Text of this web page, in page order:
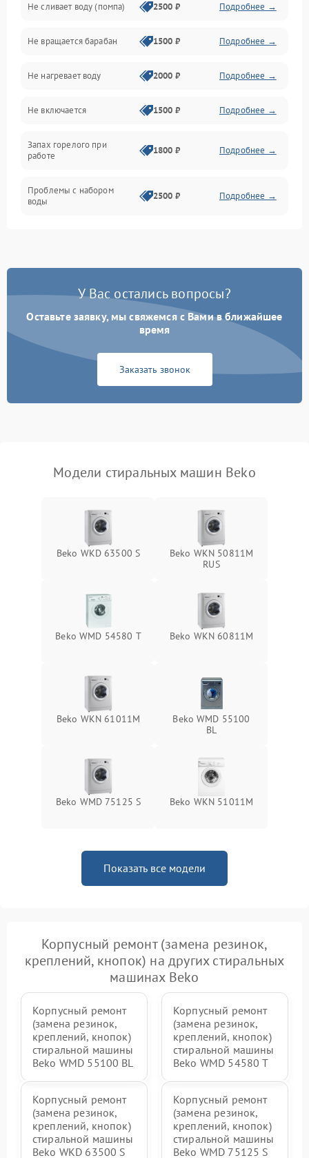
Водоснабжение
Слив
Программное обеспечение
Не сливает воду (помпа) 2500 ₽ Подробнее →
Не вращается барабан 1500 ₽ Подробнее →
Не нагревает воду 2000 ₽ Подробнее →
Не включается 1500 ₽ Подробнее →
Запах горелого при
работе
1800 ₽ Подробнее →
Проблемы с набором
воды
2500 ₽ Подробнее →
Замена платы управления 2200 ₽ Подробнее →
У Вас остались вопросы?
Оставьте заявку, мы свяжемся с Вами в ближайшее
время
Заказать звонок
Модели стиральных машин Beko
Beko WKD 63500 S
Beko WKN 50811M
RUS
Beko WMD 54580 T Beko WKN 60811M
Beko WKN 61011M
Beko WMD 55100
BL
Beko WMD 75125 S Beko WKN 51011M
Показать все модели
Корпусный ремонт (замена резинок,
креплений, кнопок) на других стиральных
машинах Beko
Корпусный ремонт
(замена резинок,
креплений, кнопок)
стиральной машины
Beko WMD 55100 BL
Корпусный ремонт
(замена резинок,
креплений, кнопок)
стиральной машины
Beko WMD 54580 T
Корпусный ремонт
(замена резинок,
креплений, кнопок)
стиральной машины
Beko WKD 63500 S
Корпусный ремонт
(замена резинок,
креплений, кнопок)
стиральной машины
Beko WMD 75125 S